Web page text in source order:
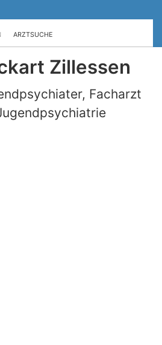
ARZTSUCHE
Zillessen
Facharzt